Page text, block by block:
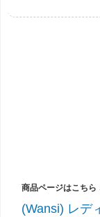
(Wansi) レデ